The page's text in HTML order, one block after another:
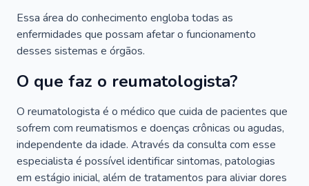
Essa área do conhecimento engloba todas as
enfermidades que possam afetar o funcionamento
desses sistemas e órgãos.
O que faz o reumatologista?
O reumatologista é o médico que cuida de pacientes que
sofrem com reumatismos e doenças crônicas ou agudas,
independente da idade. Através da consulta com esse
especialista é possível identificar sintomas, patologias
em estágio inicial, além de tratamentos para aliviar dores